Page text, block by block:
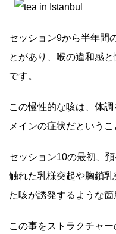
セッション9から半年間
とがあり、喉の違和感
です。
この慢性的な咳は、体
メインの症状だというこ
セッション10の最初、
触れた乳様突起や胸鎖
た咳が誘発するような箇
この事をストラクチャ